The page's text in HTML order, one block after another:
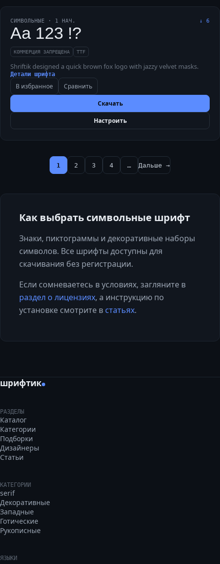
СИМВОЛЬНЫЕ · 1 НАЧ. ↓ 6
Aa 123 !?
КОММЕРЦИЯ ЗАПРЕЩЕНА TTF
Shriftik designed a quick brown fox logo with jazzy velvet masks.
Детали шрифта
В избранное Сравнить
Скачать
Настроить
1 2 3 4 … Дальше →
Как выбрать символьные шрифт
Знаки, пиктограммы и декоративные наборы
символов. Все шрифты доступны для
скачивания без регистрации.
Если сомневаетесь в условиях, загляните в
раздел о лицензиях, а инструкцию по
установке смотрите в статьях.
шрифтик
РАЗДЕЛЫ
Каталог
Категории
Подборки
Дизайнеры
Статьи
КАТЕГОРИИ
serif
Декоративные
Западные
Готические
Рукописные
ЯЗЫКИ